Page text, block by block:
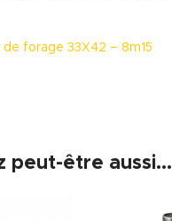
de forage 33X42 – 8m15
peut-être aussi…